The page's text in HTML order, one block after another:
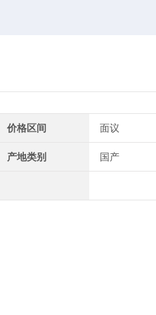
价格区间 面议
产地类别 国产